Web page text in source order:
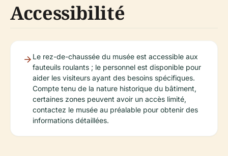
Accessibilité
Le rez-de-chaussée du musée est accessible aux
fauteuils roulants ; le personnel est disponible pour
aider les visiteurs ayant des besoins spécifiques.
Compte tenu de la nature historique du bâtiment,
certaines zones peuvent avoir un accès limité,
contactez le musée au préalable pour obtenir des
informations détaillées.